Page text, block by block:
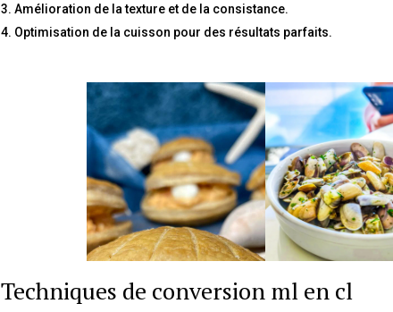
Amélioration de la texture et de la consistance.
Optimisation de la cuisson pour des résultats parfaits.
Techniques de conversion ml en cl